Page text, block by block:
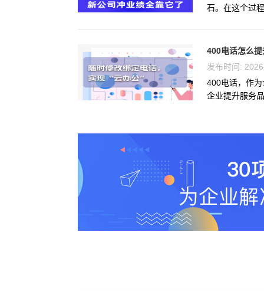
石。在这个过
400电话怎么
发布时间:
400电话，作
企业提升服务